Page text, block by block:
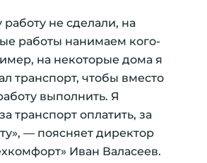
работу не сделали, на
работы нанимаем кого-
на некоторые дома я
транспорт, чтобы вместо
выполнить. Я
транспорт оплатить, за
— поясняет директор
Иван Валасеев.